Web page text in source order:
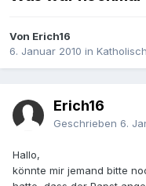
Von Erich16
6. Januar 2010 in
Erich16
Geschrieben 6.
Hallo,
könnte mir jemand bitte